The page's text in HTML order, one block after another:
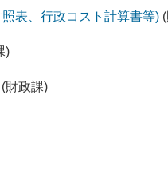
表、行政コスト計算書等)
)
(財政課)